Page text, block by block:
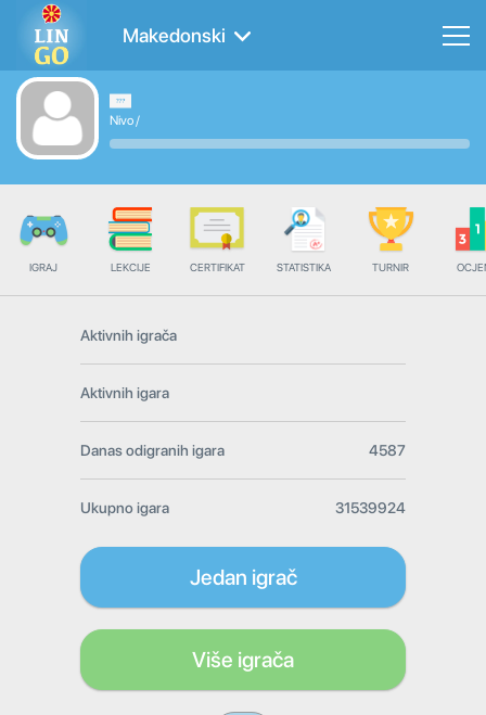
Makedonski
Nivo/
IGRAJ LEKCIJE CERTIFIKAT STATISTIKA TURNIR
Aktivnih igrača
Aktivnih igara
Danas odigranih igara 4587
Ukupno igara 31539924
Jedan igrač
Više igrača